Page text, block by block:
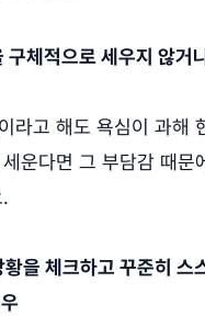
구체적으로 세우지 않거
라고 해도 욕심이 과해
운다면 그 부담감 때문
을 체크하고 꾸준히 스